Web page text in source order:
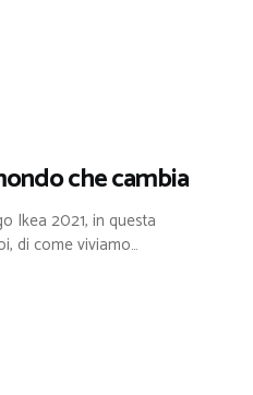
che cambia
Ikea 2021, in questa
di come viviamo…